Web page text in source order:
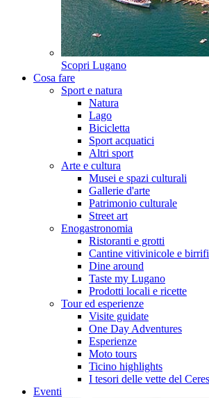
Scopri Lugano
Cosa fare
Sport e natura
Natura
Lago
Bicicletta
Sport acquatici
Altri sport
Arte e cultura
Musei e spazi culturali
Gallerie d'arte
Patrimonio culturale
Street art
Enogastronomia
Ristoranti e grotti
Cantine vitivinicole e
Dine around
Taste my Lugano
Prodotti locali e ricette
Tour ed esperienze
Visite guidate
One Day Adventures
Esperienze
Moto tours
Ticino highlights
I tesori delle vette del
Eventi